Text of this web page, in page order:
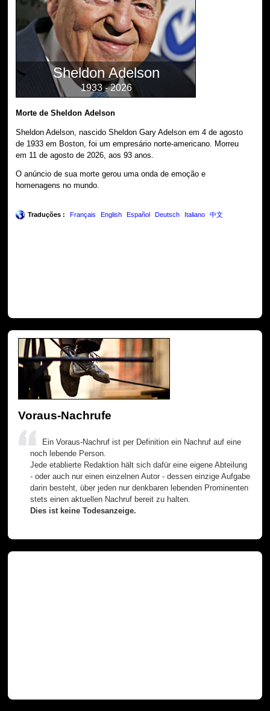
Sheldon Adelson
1933 - 2026
Morte de Sheldon Adelson
Sheldon Adelson, nascido Sheldon Gary Adelson em 4 de agosto
de 1933 em Boston, foi um empresário norte-americano. Morreu
em 11 de agosto de 2026, aos 93 anos.
O anúncio de sua morte gerou uma onda de emoção e
homenagens no mundo.
Traduções : Français English Español Deutsch Italiano 中文
Voraus-Nachrufe
Ein Voraus-Nachruf ist per Definition ein Nachruf auf eine
noch lebende Person.
Jede etablierte Redaktion hält sich dafür eine eigene Abteilung
- oder auch nur einen einzelnen Autor - dessen einzige Aufgabe
darin besteht, über jeden nur denkbaren lebenden Prominenten
stets einen aktuellen Nachruf bereit zu halten.
Dies ist keine Todesanzeige.